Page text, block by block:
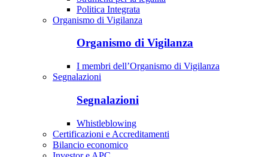
Politica Integrata
Organismo di Vigilanza
Organismo di Vigilanza
I membri dell’Organismo di Vigilanza
Segnalazioni
Segnalazioni
Whistleblowing
Certificazioni e Accreditamenti
Bilancio economico